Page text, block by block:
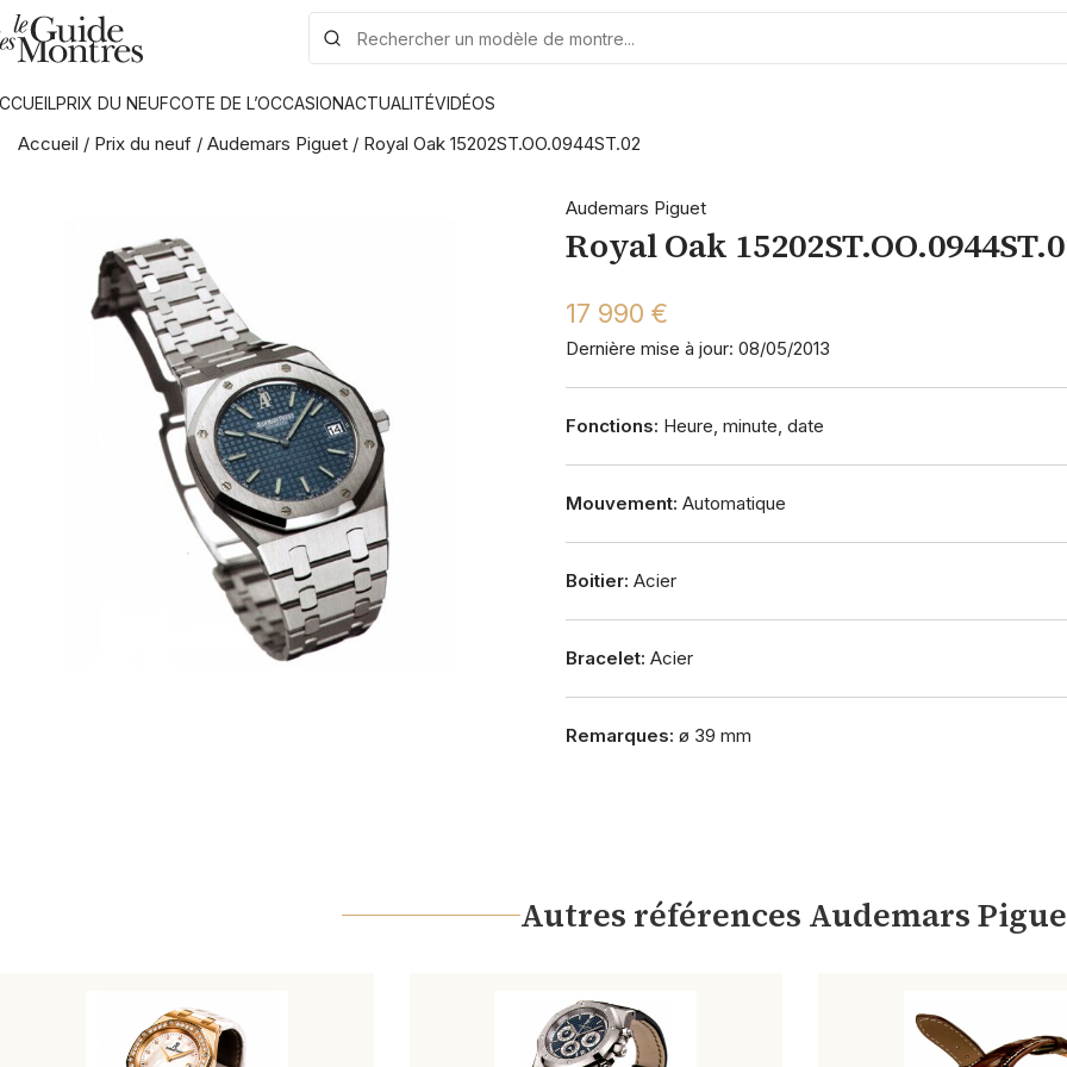
PRIX DU NEUFCOTE DE L’OCCASIONACTUALITÉVIDÉOS
Accueil / Prix du neuf / Audemars Piguet / Royal Oak 15202ST.OO.0944ST.02
Audemars Piguet
Royal Oak
17 990 €
Dernière mise à jour: 08/05/2013
Fonctions: Heure, minute, date
Mouvement: Automatique
Boitier: Acier
Bracelet: Acier
Remarques: ø 39 mm
Autres références Audemars